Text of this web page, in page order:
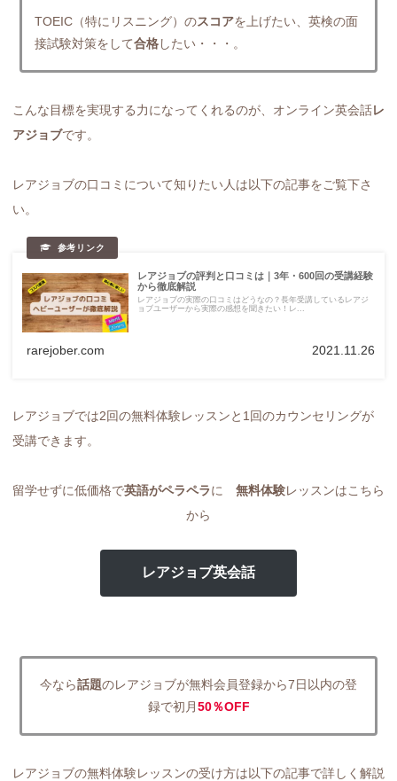
TOEIC（特にリスニング）のスコアを上げたい、英検の面
接試験対策をして合格したい・・・。
こんな目標を実現する力になってくれるのが、オンライン英会話レ
アジョブです。
レアジョブの口コミについて知りたい人は以下の記事をご覧下さ
い。
レアジョブの評判と口コミは｜3年・600回の受講経験
から徹底解説
レアジョブの実際の口コミはどうなの？長年受講しているレアジ
ョブユーザーから実際の感想を聞きたい！レ...
rarejober.com 2021.11.26
レアジョブでは2回の無料体験レッスンと1回のカウンセリングが
受講できます。
留学せずに低価格で英語がペラペラに 無料体験レッスンはこちら
から
レアジョブ英会話
今なら話題のレアジョブが無料会員登録から7日以内の登
録で初月50％OFF
レアジョブの無料体験レッスンの受け方は以下の記事で詳しく解説